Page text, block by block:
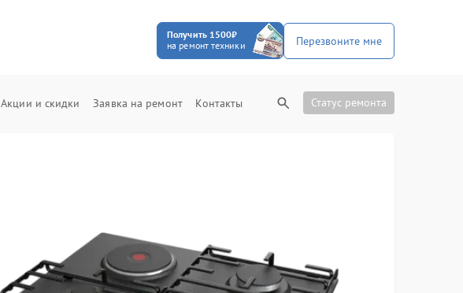
Получить 1500₽
на ремонт техники
Перезвоните мне
Акции и скидки Заявка на ремонт Контакты Статус ремонта